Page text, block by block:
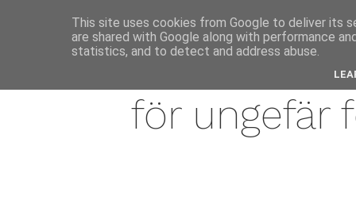
för ungefär
This site uses cookies from Google to deliver its
are shared with Google along with performance
statistics, and to detect and address abuse.